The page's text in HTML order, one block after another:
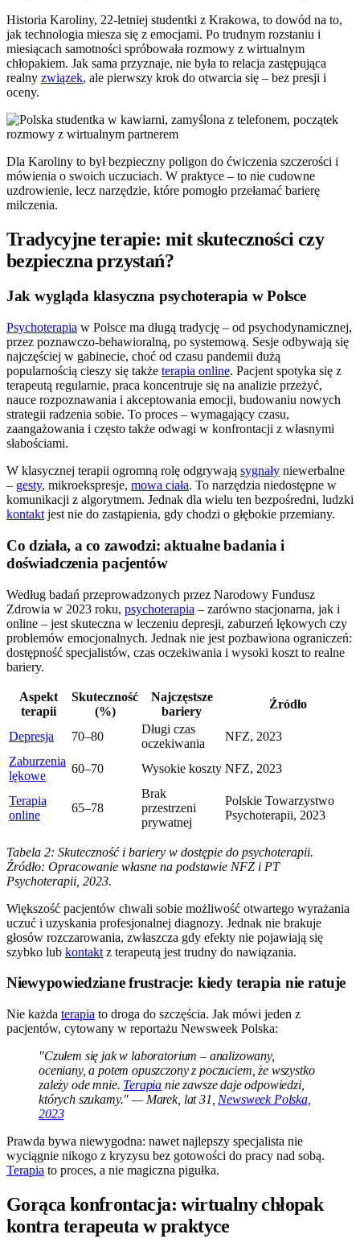
Historia Karoliny, 22-letniej studentki z Krakowa, to dowód na to,
jak technologia miesza się z emocjami. Po trudnym rozstaniu i
miesiącach samotności spróbowała rozmowy z wirtualnym
chłopakiem. Jak sama przyznaje, nie była to relacja zastępująca
realny związek, ale pierwszy krok do otwarcia się – bez presji i
oceny.
Dla Karoliny to był bezpieczny poligon do ćwiczenia szczerości i
mówienia o swoich uczuciach. W praktyce – to nie cudowne
uzdrowienie, lecz narzędzie, które pomogło przełamać barierę
milczenia.
Tradycyjne terapie: mit skuteczności czy
bezpieczna przystań?
Jak wygląda klasyczna psychoterapia w Polsce
Psychoterapia w Polsce ma długą tradycję – od psychodynamicznej,
przez poznawczo-behawioralną, po systemową. Sesje odbywają się
najczęściej w gabinecie, choć od czasu pandemii dużą
popularnością cieszy się także terapia online. Pacjent spotyka się z
terapeutą regularnie, praca koncentruje się na analizie przeżyć,
nauce rozpoznawania i akceptowania emocji, budowaniu nowych
strategii radzenia sobie. To proces – wymagający czasu,
zaangażowania i często także odwagi w konfrontacji z własnymi
słabościami.
W klasycznej terapii ogromną rolę odgrywają sygnały niewerbalne
– gesty, mikroekspresje, mowa ciała. To narzędzia niedostępne w
komunikacji z algorytmem. Jednak dla wielu ten bezpośredni, ludzki
kontakt jest nie do zastąpienia, gdy chodzi o głębokie przemiany.
Co działa, a co zawodzi: aktualne badania i
doświadczenia pacjentów
Według badań przeprowadzonych przez Narodowy Fundusz
Zdrowia w 2023 roku, psychoterapia – zarówno stacjonarna, jak i
online – jest skuteczna w leczeniu depresji, zaburzeń lękowych czy
problemów emocjonalnych. Jednak nie jest pozbawiona ograniczeń:
dostępność specjalistów, czas oczekiwania i wysoki koszt to realne
bariery.
Aspekt
terapii
Skuteczność
(%)
Najczęstsze
bariery
Źródło
Depresja 70–80
Długi czas
oczekiwania
NFZ, 2023
Zaburzenia
lękowe
60–70 Wysokie koszty NFZ, 2023
Terapia
online
65–78
Brak
przestrzeni
prywatnej
Polskie Towarzystwo
Psychoterapii, 2023
Tabela 2: Skuteczność i bariery w dostępie do psychoterapii.
Źródło: Opracowanie własne na podstawie NFZ i PT
Psychoterapii, 2023.
Większość pacjentów chwali sobie możliwość otwartego wyrażania
uczuć i uzyskania profesjonalnej diagnozy. Jednak nie brakuje
głosów rozczarowania, zwłaszcza gdy efekty nie pojawiają się
szybko lub kontakt z terapeutą jest trudny do nawiązania.
Niewypowiedziane frustracje: kiedy terapia nie ratuje
Nie każda terapia to droga do szczęścia. Jak mówi jeden z
pacjentów, cytowany w reportażu Newsweek Polska:
"Czułem się jak w laboratorium – analizowany,
oceniany, a potem opuszczony z poczuciem, że wszystko
zależy ode mnie. Terapia nie zawsze daje odpowiedzi,
których szukamy." — Marek, lat 31, Newsweek Polska,
2023
Prawda bywa niewygodna: nawet najlepszy specjalista nie
wyciągnie nikogo z kryzysu bez gotowości do pracy nad sobą.
Terapia to proces, a nie magiczna pigułka.
Gorąca konfrontacja: wirtualny chłopak
kontra terapeuta w praktyce